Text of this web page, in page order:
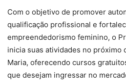
Com o objetivo de promover
qualificação profissional e
empreendedorismo feminino, o
inicia suas atividades no próximo
Maria, oferecendo cursos
que desejam ingressar no